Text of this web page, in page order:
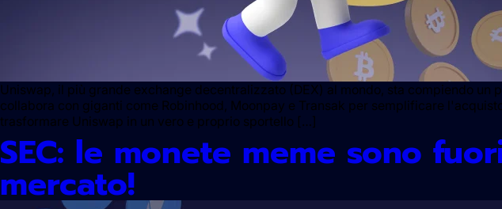
Uniswap, il più grande exchange decentralizzato (DEX) al mondo, sta compiendo
collabora con giganti come Robinhood, Moonpay e Transak per semplificare
trasformare Uniswap in un vero e proprio sportello […]
SEC: le monete meme sono
mercato!